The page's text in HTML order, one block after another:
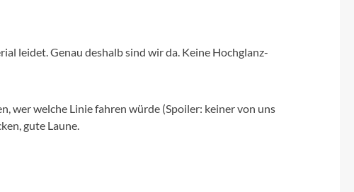
ROTWILD Bikes
Sigma
leidet. Genau deshalb sind wir da. Keine Hochglanz-
wer welche Linie fahren würde (Spoiler: keiner von uns
gute Laune.